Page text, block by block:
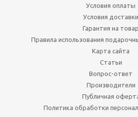
Условия оплаты
Условия доставки
Гарантия на товар
Правила использования
Карта сайта
Статьи
Вопрос-ответ
Производители
Публичная
Политика обработки